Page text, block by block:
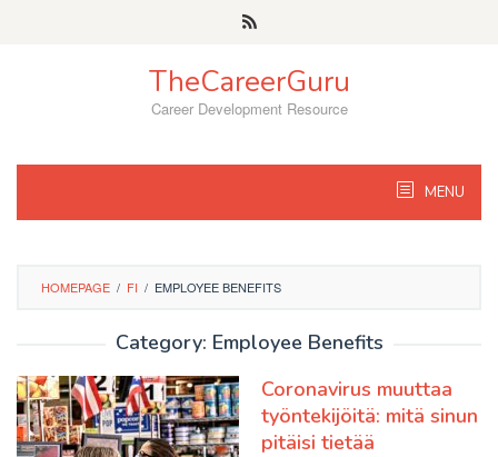
TheCareerGuru
Career Development Resource
MENU
HOMEPAGE / FI / EMPLOYEE BENEFITS
Category: Employee Benefits
Coronavirus muuttaa
työntekijöitä: mitä sinun
pitäisi tietää